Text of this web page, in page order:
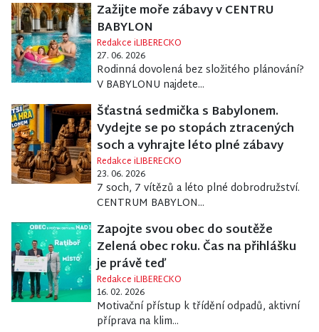
Zažijte moře zábavy v CENTRU
BABYLON
Redakce iLIBERECKO
27. 06. 2026
Rodinná dovolená bez složitého plánování?
V BABYLONU najdete...
Šťastná sedmička s Babylonem.
Vydejte se po stopách ztracených
soch a vyhrajte léto plné zábavy
Redakce iLIBERECKO
23. 06. 2026
7 soch, 7 vítězů a léto plné dobrodružství.
CENTRUM BABYLON...
Zapojte svou obec do soutěže
Zelená obec roku. Čas na přihlášku
je právě teď
Redakce iLIBERECKO
16. 02. 2026
Motivační přístup k třídění odpadů, aktivní
příprava na klim...